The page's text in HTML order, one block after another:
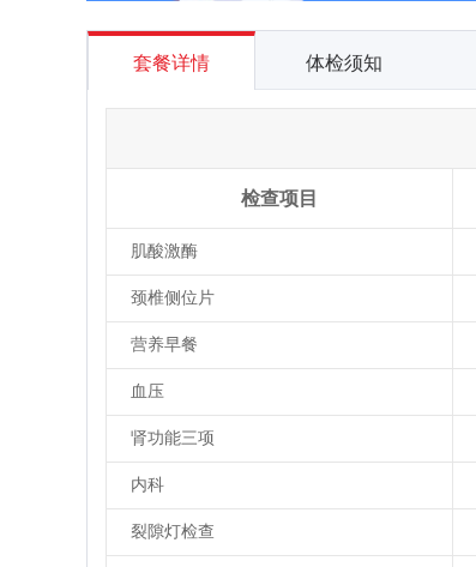
套餐详情 体检须知
检查项目
肌酸激酶
颈椎侧位片
营养早餐
血压
肾功能三项
内科
裂隙灯检查